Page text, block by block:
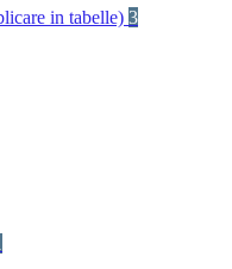
in tabelle) 3